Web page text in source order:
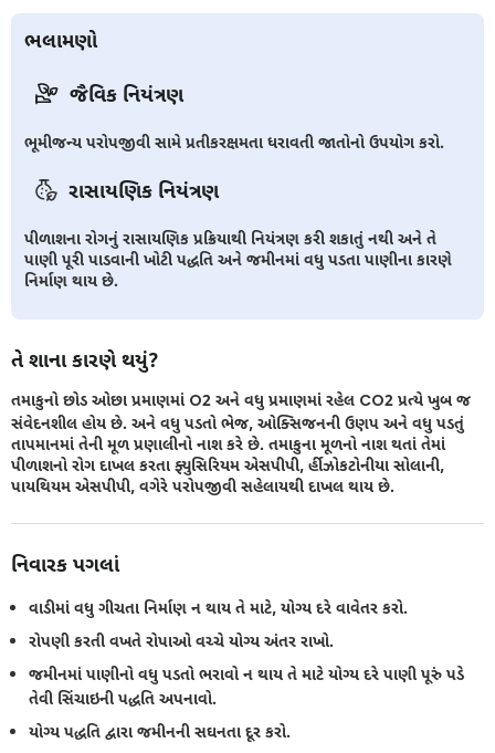
ભલામણો
જૈવિક નિયંત્રણ
ભૂમીજન્ય પરોપજીવી સામે પ્રતીકરક્ષમતા ધરાવતી જાતોનો ઉપયોગ કરો.
રાસાયણિક નિયંત્રણ
પીળાશના રોગનું રાસાયણિક પ્રક્રિયાથી નિયંત્રણ કરી શકાતું નથી અને તે
પાણી પૂરી પાડવાની ખોટી પદ્ધતિ અને જમીનમાં વધુ પડતા પાણીના કારણે
નિર્માણ થાય છે.
તે શાના કારણે થયું?
તમાકુનો છોડ ઓછા પ્રમાણમાં O2 અને વધુ પ્રમાણમાં રહેલ CO2 પ્રત્યે ખુબ જ
સંવેદનશીલ હોય છે. અને વધુ પડતો ભેજ, ઓક્સિજનની ઉણપ અને વધુ પડતું
તાપમાનમાં તેની મૂળ પ્રણાલીનો નાશ કરે છે. તમાકુના મૂળનો નાશ થતાં તેમાં
પીળાશનો રોગ દાખલ કરતા ફ્યુસિરિયમ એસપીપી, ર્હીઝોકટોનીયા સોલાની,
પાયથિયમ એસપીપી, વગેરે પરોપજીવી સહેલાયથી દાખલ થાય છે.
નિવારક પગલાં
વાડીમાં વધુ ગીચતા નિર્માણ ન થાય તે માટે, યોગ્ય દરે વાવેતર કરો.
રોપણી કરતી વખતે રોપાઓ વચ્ચે યોગ્ય અંતર રાખો.
જમીનમાં પાણીનો વધુ પડતો ભરાવો ન થાય તે માટે યોગ્ય દરે પાણી પૂરું પડે
તેવી સિંચાઇની પદ્ધતિ અપનાવો.
યોગ્ય પદ્ધતિ દ્વારા જમીનની સઘનતા દૂર કરો.